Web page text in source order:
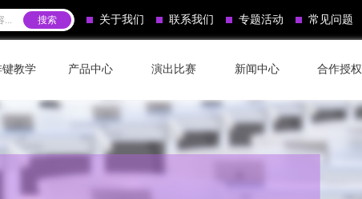
关于我们 联系我们 专题活动 常见问题
键教学 产品中心 演出比赛 新闻中心 合作授权